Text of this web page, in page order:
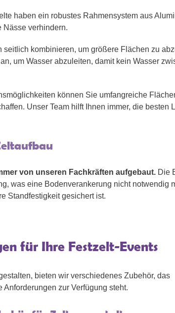
haben ein robustes Rahmensystem aus
Nässe verhindern.
seitlich kombinieren, um größere Flächen zu
um Wasser abzuleiten, damit kein Wasser
können Sie umfangreiche
Unser Team hilft Ihnen immer, die besten
von unseren Fachkräften aufgebaut. Die
was eine Bodenverankerung nicht notwendig
Standfestigkeit gesichert ist.
für Ihre Festzelt-Events
bieten wir verschiedenes Zubehör, das
Anforderungen zur Verfügung steht.